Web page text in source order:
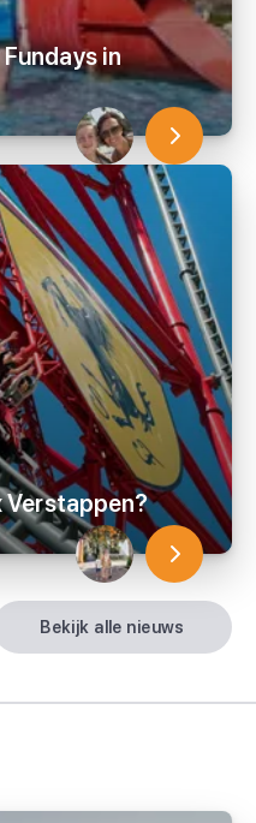
bekijk alle nieuws
in
Verstappen?